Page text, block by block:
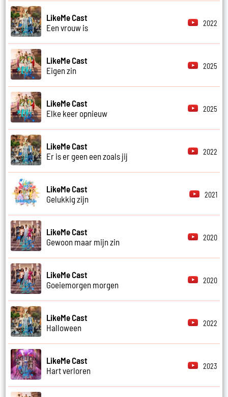
LikeMe Cast
Een vrouw is
2022
LikeMe Cast
Eigen zin
2025
LikeMe Cast
Elke keer opnieuw
2025
LikeMe Cast
Er is er geen een zoals jij
2022
LikeMe Cast
Gelukkig zijn
2021
LikeMe Cast
Gewoon maar mijn zin
2020
LikeMe Cast
Goeiemorgen morgen
2020
LikeMe Cast
Halloween
2022
LikeMe Cast
Hart verloren
2023